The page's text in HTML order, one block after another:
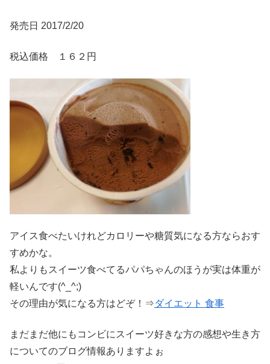
発売日 2017/2/20
税込価格 １６２円
アイス食べたいけれどカロリーや糖質気になる方ならおす
すめかな。
私よりもスイーツ食べてるパパちゃんのほうが実は体重が
軽いんです(^_^;)
その理由が気になる方はどぞ！⇒ダイエット 食事
まだまだ他にもコンビにスイーツ好きな方の感想や生き方
についてのブログ情報ありますよぉ